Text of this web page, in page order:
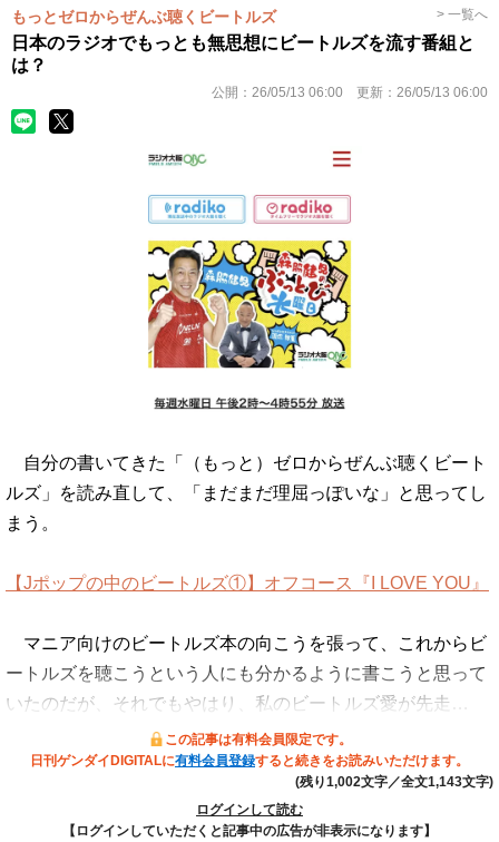
もっとゼロからぜんぶ聴くビートルズ > 一覧へ
日本のラジオでもっとも無思想にビートルズを流す番組と
は？
公開： 26/05/13 06:00 更新： 26/05/13 06:00
自分の書いてきた「（もっと）ゼロからぜんぶ聴くビート
ルズ」を読み直して、「まだまだ理屈っぽいな」と思ってし
まう。
【Jポップの中のビートルズ①】オフコース『I LOVE YOU』
マニア向けのビートルズ本の向こうを張って、これからビ
ートルズを聴こうという人にも分かるように書こうと思って
いたのだが、それでもやはり、私のビートルズ愛が先走…
この記事は有料会員限定です。
日刊ゲンダイDIGITALに有料会員登録すると続きをお読みいただけます。
(残り1,002文字／全文1,143文字)
ログインして読む
【ログインしていただくと記事中の広告が非表示になります】